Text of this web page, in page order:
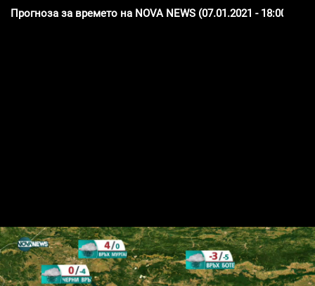
Прогноза за времето на NOVA NEWS (07.01.2021 - 18:00)